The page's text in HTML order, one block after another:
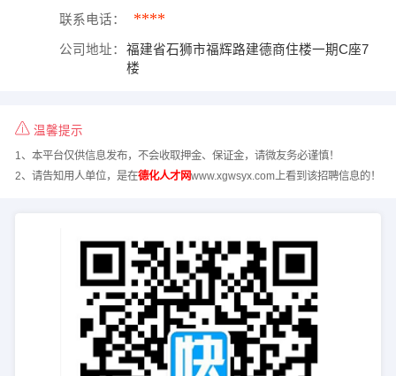
联系电话： ****
公司地址：
福建省石狮市福辉路建德商住楼一期C座7
楼
温馨提示
1、本平台仅供信息发布，不会收取押金、保证金，请微友务必谨慎！
2、请告知用人单位，是在德化人才网www.xgwsyx.com上看到该招聘信息的！